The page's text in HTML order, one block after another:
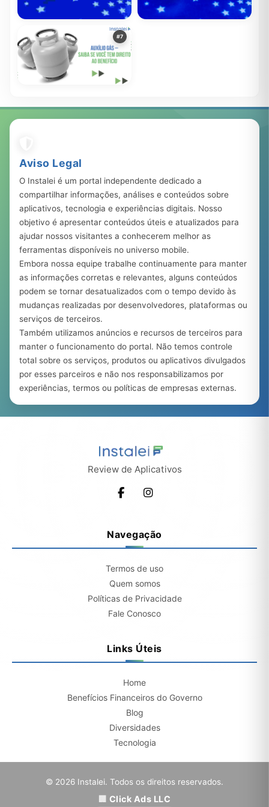
Descubra Como os
Programas do Governo
Podem Transformar a Sua
Vida!
678.150 20 mar, 2023
#7
Aviso Legal
O Instalei é um portal independente dedicado a
compartilhar informações, análises e conteúdos sobre
aplicativos, tecnologia e experiências digitais. Nosso
objetivo é apresentar conteúdos úteis e atualizados para
ajudar nossos visitantes a conhecerem melhor as
ferramentas disponíveis no universo mobile.
Embora nossa equipe trabalhe continuamente para manter
as informações corretas e relevantes, alguns conteúdos
podem se tornar desatualizados com o tempo devido às
mudanças realizadas por desenvolvedores, plataformas ou
serviços de terceiros.
Também utilizamos anúncios e recursos de terceiros para
manter o funcionamento do portal. Não temos controle
total sobre os serviços, produtos ou aplicativos divulgados
por esses parceiros e não nos responsabilizamos por
experiências, termos ou políticas de empresas externas.
Review de Aplicativos
Navegação
Termos de uso
Quem somos
Políticas de Privacidade
Fale Conosco
Links Úteis
Home
Benefícios Financeiros do Governo
Blog
Diversidades
Tecnologia
© 2026 Instalei. Todos os direitos reservados.
Click Ads LLC